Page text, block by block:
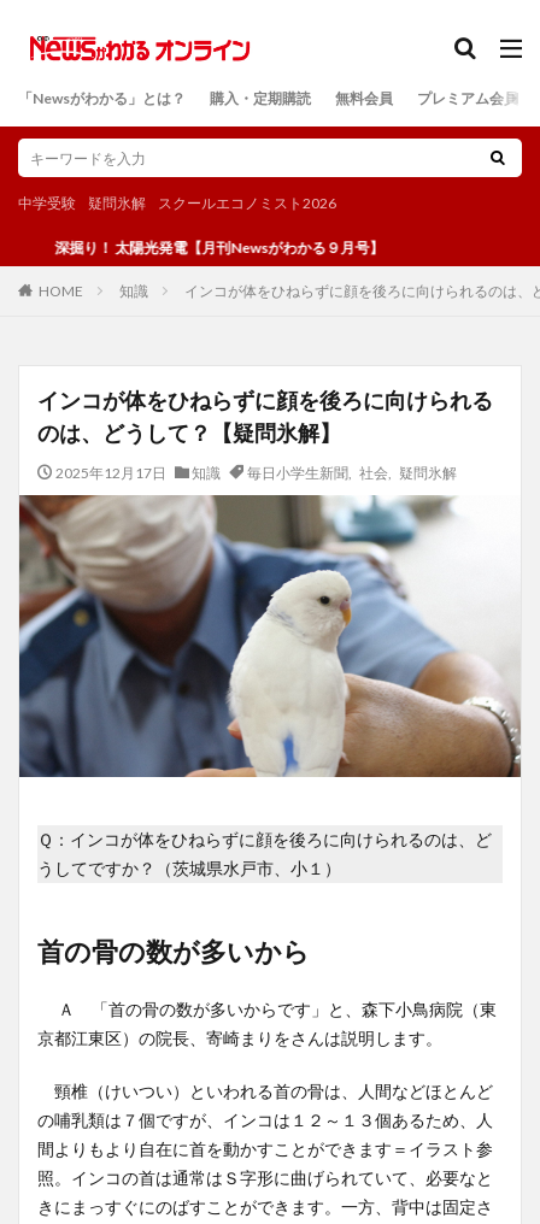
「Newsがわかる」とは？ 購入・定期購読 無料会員 プレミアム会員
中学受験 疑問氷解 スクールエコノミスト2026
り！ 太陽光発電【月刊Newsがわかる９月号】
HOME 知識 インコが体をひねらずに顔を後ろに向けられるのは、
インコが体をひねらずに顔を後ろに向けられる
のは、どうして？【疑問氷解】
2025年12月17日 知識 毎日小学生新聞 社会, 疑問氷解
Ｑ：インコが体をひねらずに顔を後ろに向けられるのは、ど
うしてですか？（茨城県水戸市、小１）
首の骨の数が多いから
Ａ 「首の骨の数が多いからです」と、森下小鳥病院（東
京都江東区）の院長、寄崎まりをさんは説明します。
頸椎（けいつい）といわれる首の骨は、人間などほとんど
の哺乳類は７個ですが、インコは１２～１３個あるため、人
間よりもより自在に首を動かすことができます＝イラスト参
照。インコの首は通常はＳ字形に曲げられていて、必要なと
きにまっすぐにのばすことができます。一方、背中は固定さ
検索